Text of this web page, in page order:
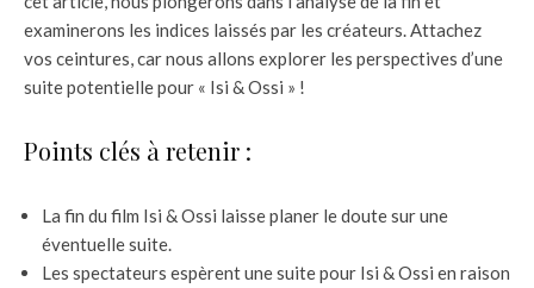
examinerons les indices laissés par les créateurs. Attachez
vos ceintures, car nous allons explorer les perspectives d’une
suite potentielle pour « Isi & Ossi » !
Points clés à retenir :
La fin du film Isi & Ossi laisse planer le doute sur une
éventuelle suite.
Les spectateurs espèrent une suite pour Isi & Ossi en raison